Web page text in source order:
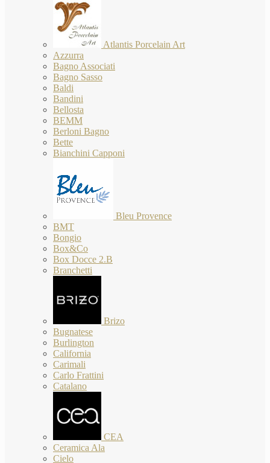
Atlantis Porcelain Art
Azzurra
Bagno Associati
Bagno Sasso
Baldi
Bandini
Bellosta
BEMM
Berloni Bagno
Bette
Bianchini Capponi
Bleu Provence
BMT
Bongio
Box&Co
Box Docce 2.B
Branchetti
Brizo
Bugnatese
Burlington
California
Carimali
Carlo Frattini
Catalano
CEA
Ceramica Ala
Cielo